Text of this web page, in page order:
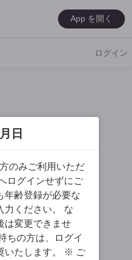
App を開く
バー
バー
ム
ャル
バー
ログイン
日
のみご利用いただ
ログインせずにご
年齢登録が必要な
力ください。 な
は変更できませ
ちの方は、ログイ
いたします。 ※ ご